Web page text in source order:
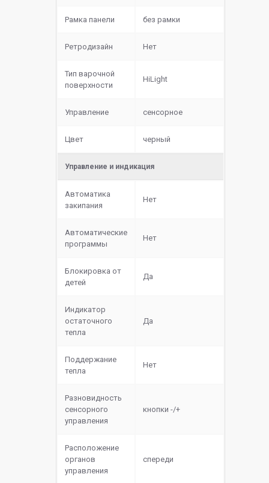
Рамка панели без рамки
Ретродизайн Нет
Тип варочной
поверхности
HiLight
Управление сенсорное
Цвет черный
Управление и индикация
Автоматика
закипания
Нет
Автоматические
программы
Нет
Блокировка от
детей
Да
Индикатор
остаточного
тепла
Да
Поддержание
тепла
Нет
Разновидность
сенсорного
управления
кнопки -/+
Расположение
органов
управления
спереди